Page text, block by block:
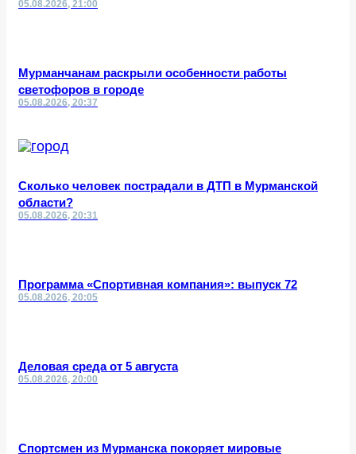
05.08.2026, 21:00
Мурманчанам раскрыли особенности работы
светофоров в городе
05.08.2026, 20:37
Сколько человек пострадали в ДТП в Мурманской
области?
05.08.2026, 20:31
Программа «Спортивная компания»: выпуск 72
05.08.2026, 20:05
Деловая среда от 5 августа
05.08.2026, 20:00
Спортсмен из Мурманска покоряет мировые